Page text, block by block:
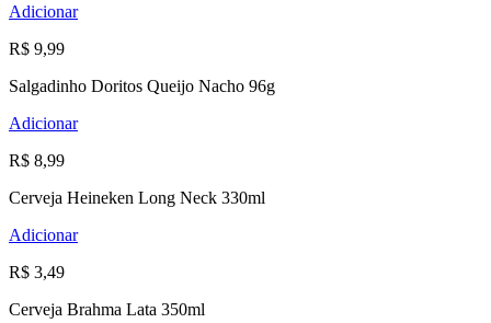
Adicionar
R$ 9,99
Salgadinho Doritos Queijo Nacho 96g
Adicionar
R$ 8,99
Cerveja Heineken Long Neck 330ml
Adicionar
R$ 3,49
Cerveja Brahma Lata 350ml